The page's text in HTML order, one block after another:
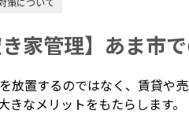
き家管理】あま市
放置するのではなく、賃貸や
きなメリットをもたらします。